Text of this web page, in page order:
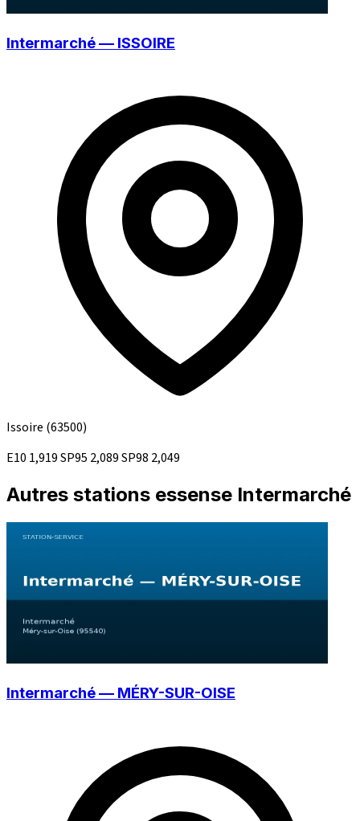
Intermarché — ISSOIRE
Issoire (63500)
E10 1,919SP95 2,089SP98 2,049
Autres stations essense Intermarché
Intermarché — MÉRY-SUR-OISE